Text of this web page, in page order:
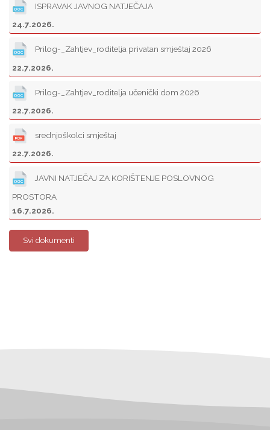
ISPRAVAK JAVNOG NATJEČAJA
24.7.2026.
Prilog-_Zahtjev_roditelja privatan smještaj 2026
22.7.2026.
Prilog-_Zahtjev_roditelja učenički dom 2026
22.7.2026.
srednjoškolci smještaj
22.7.2026.
JAVNI NATJEČAJ ZA KORIŠTENJE POSLOVNOG
PROSTORA
16.7.2026.
Svi dokumenti